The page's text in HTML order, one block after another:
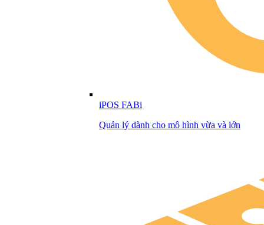
iPOS FABi
Quản lý dành cho mô hình vừa và lớn